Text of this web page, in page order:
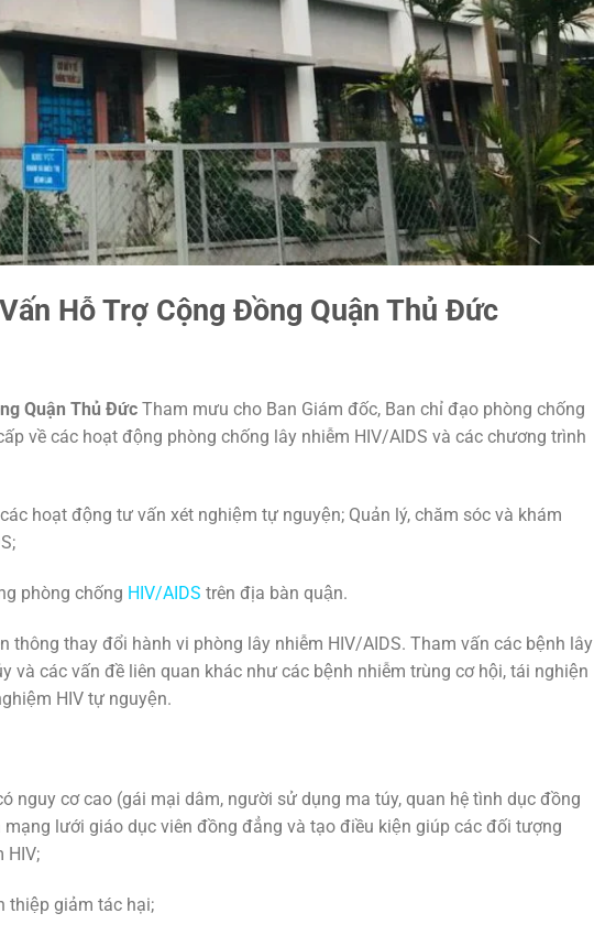
Hỗ Trợ Cộng Đồng Quận Thủ Đức
Quận Thủ Đức Tham mưu cho Ban Giám đốc, Ban chỉ đạo phòng chống
về các hoạt động phòng chống lây nhiễm HIV/AIDS và các chương trình
hoạt động tư vấn xét nghiệm tự nguyện; Quản lý, chăm sóc và khám
phòng chống HIV/AIDS trên địa bàn quận.
thông thay đổi hành vi phòng lây nhiễm HIV/AIDS. Tham vấn các bệnh lây
và các vấn đề liên quan khác như các bệnh nhiễm trùng cơ hội, tái nghiện
HIV tự nguyện.
nguy cơ cao (gái mại dâm, người sử dụng ma túy, quan hệ tình dục đồng
lưới giáo dục viên đồng đẳng và tạo điều kiện giúp các đối tượng
HIV;
thiệp giảm tác hại;